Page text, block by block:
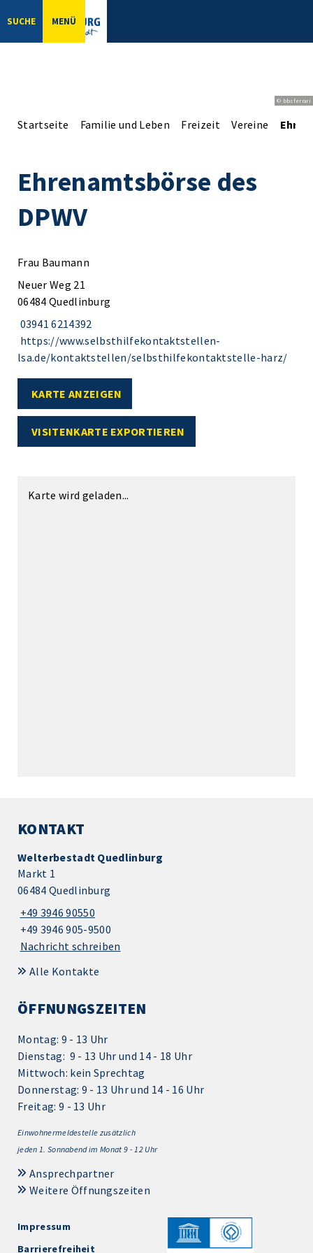
SUCHE MENÜ
© bbsferrari
Startseite Familie und Leben Freizeit Vereine
Ehrenamtsbörse des
DPWV
Frau Baumann
Neuer Weg 21
06484 Quedlinburg
03941 6214392
https://www.selbsthilfekontaktstellen-
lsa.de/kontaktstellen/selbsthilfekontaktstelle-harz/
KARTE ANZEIGEN
VISITENKARTE EXPORTIEREN
Karte wird geladen...
KONTAKT
Welterbestadt Quedlinburg
Markt 1
06484 Quedlinburg
+49 3946 90550
+49 3946 905-9500
Nachricht schreiben
Alle Kontakte
ÖFFNUNGSZEITEN
Montag: 9 - 13 Uhr
Dienstag: 9 - 13 Uhr und 14 - 18 Uhr
Mittwoch: kein Sprechtag
Donnerstag: 9 - 13 Uhr und 14 - 16 Uhr
Freitag: 9 - 13 Uhr
Einwohnermeldestelle zusätzlich
jeden 1. Sonnabend im Monat 9 - 12 Uhr
Ansprechpartner
Weitere Öffnungszeiten
Impressum
Barrierefreiheit